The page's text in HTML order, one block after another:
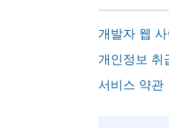
개발자 웹
개인정보 취
서비스 약관